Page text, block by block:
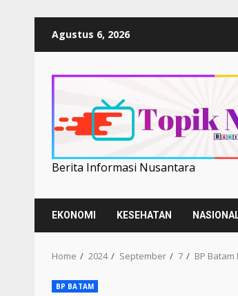
Agustus 6, 2026
Berita Informasi Nusantara
EKONOMI KESEHATAN
Home 2024 September 7 BP
BP BATAM